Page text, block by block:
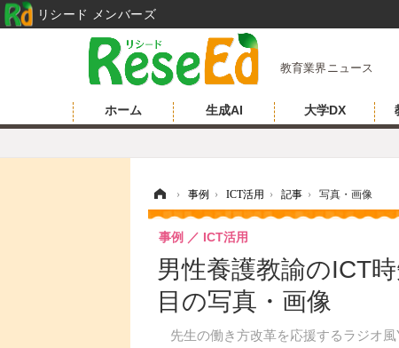
教育業界ニュース
ホーム 生成AI 大学DX
› 事例 › ICT活用 › 記事 › 写真・画像
男性養護教諭のICT
目の写真・画像
先生の働き方改革を応援するラジオ風
事例 ICT活用
リシード メンバーズ